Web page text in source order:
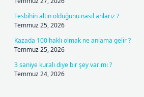
Tesbihin altın olduğunu nasıl anlarız ?
Temmuz 25, 2026
Kazada 100 haklı olmak ne anlama gelir ?
Temmuz 25, 2026
3 saniye kuralı diye bir şey var mı ?
Temmuz 24, 2026